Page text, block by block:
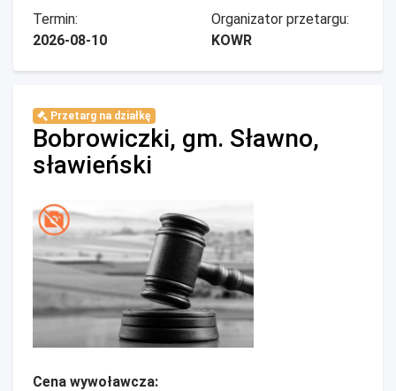
Termin:
2026-08-10
Organizator przetargu:
KOWR
Przetarg na działkę
Bobrowiczki, gm. Sławno,
sławieński
Cena wywoławcza: